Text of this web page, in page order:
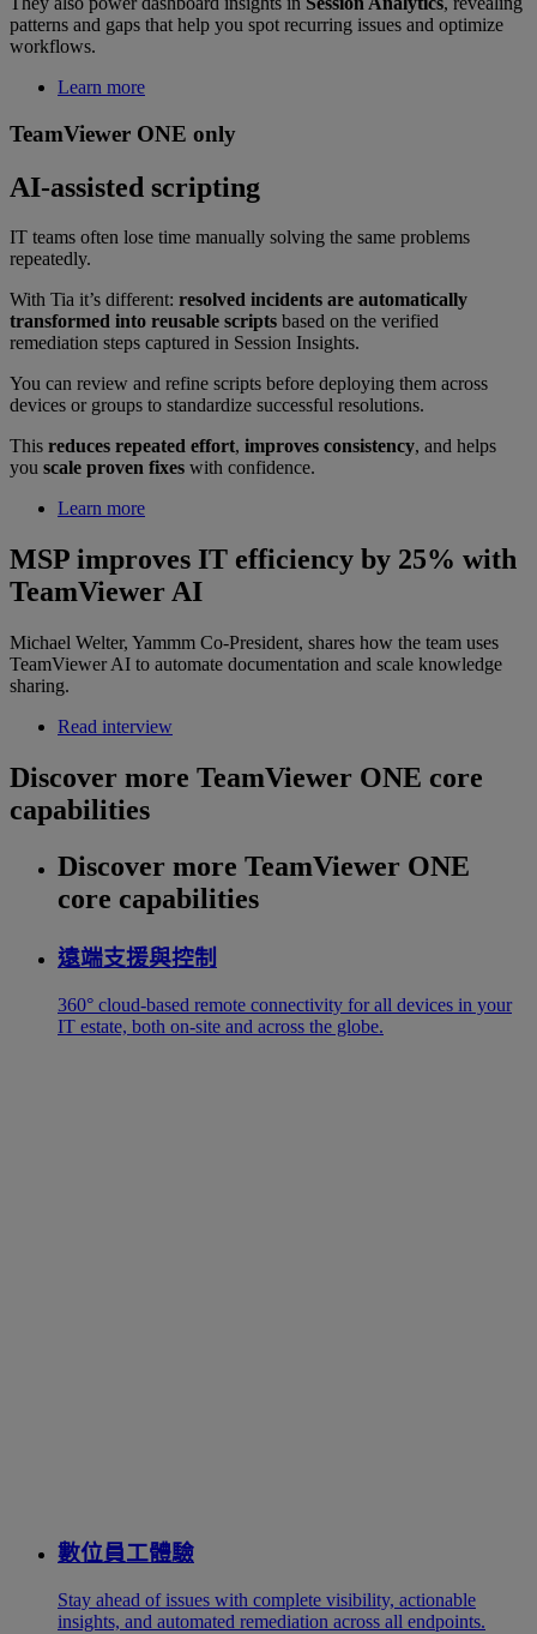
patterns and gaps that help you spot recurring issues and optimize
workflows.
Learn more
TeamViewer ONE only
AI-assisted scripting
IT teams often lose time manually solving the same problems
repeatedly.
With Tia it’s different: resolved incidents are automatically
transformed into reusable scripts based on the verified
remediation steps captured in Session Insights.
You can review and refine scripts before deploying them across
devices or groups to standardize successful resolutions.
This reduces repeated effort, improves consistency, and helps
you scale proven fixes with confidence.
Learn more
MSP improves IT efficiency by 25% with
TeamViewer AI
Michael Welter, Yammm Co-President, shares how the team uses
TeamViewer AI to automate documentation and scale knowledge
sharing.
Read interview
Discover more TeamViewer ONE core
capabilities
Discover more TeamViewer ONE
core capabilities
遠端支援與控制
360° cloud-based remote connectivity for all devices in your
IT estate, both on-site and across the globe.
數位員工體驗
Stay ahead of issues with complete visibility, actionable
insights, and automated remediation across all endpoints.